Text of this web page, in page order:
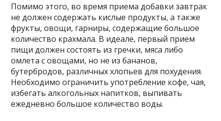
Помимо этого, во время приема добавки завтрак
не должен содержать кислые продукты, а также
фрукты, овощи, гарниры, содержащие большое
количество крахмала. В идеале, первый прием
пищи должен состоять из гречки, мяса либо
омлета с овощами, но не из бананов,
бутербродов, различных хлопьев для похудения.
Необходимо ограничить употребление кофе, чая,
избегать алкогольных напитков, выпивать
ежедневно большое количество воды.